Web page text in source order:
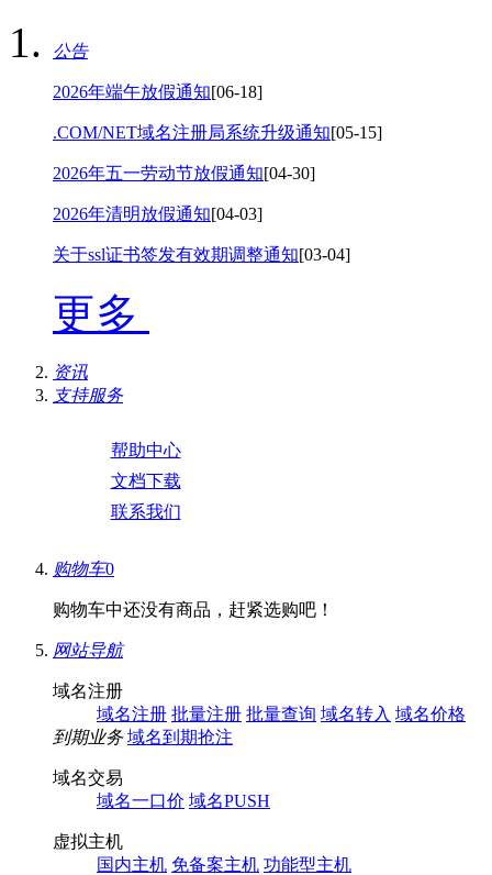
公告
2026年端午放假通知[06-18]
.COM/NET域名注册局系统升级通知[05-15]
2026年五一劳动节放假通知[04-30]
2026年清明放假通知[04-03]
关于ssl证书签发有效期调整通知[03-04]
更多
资讯
支持服务
帮助中心
文档下载
联系我们
购物车0
购物车中还没有商品，赶紧选购吧！
网站导航
域名注册
域名注册 批量注册 批量查询 域名转入 域名价格
到期业务 域名到期抢注
域名交易
域名一口价 域名PUSH
虚拟主机
国内主机 免备案主机 功能型主机